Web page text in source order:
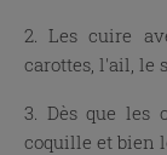
2. Les cuire
carottes, l'ail, le
3. Dès que les
coquille et bien